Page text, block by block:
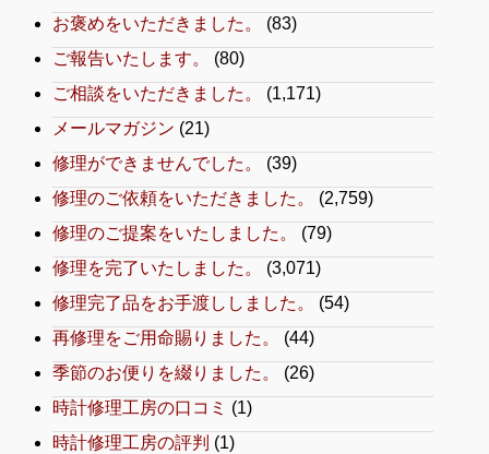
お褒めをいただきました。
(83)
ご報告いたします。
(80)
ご相談をいただきました。
(1,171)
メールマガジン (21)
修理ができませんでした。
(39)
修理のご依頼をいただきました。
(2,759)
修理のご提案をいたしました。
(79)
修理を完了いたしました。
(3,071)
修理完了品をお手渡ししました。
(54)
再修理をご用命賜りました。
(44)
季節のお便りを綴りました。
(26)
時計修理工房の口コミ (1)
時計修理工房の評判 (1)